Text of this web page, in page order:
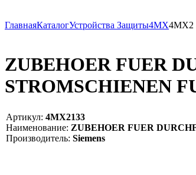
ГлавнаяКаталогУстройства Защиты4MX4MX2
ZUBEHOER FUER
STROMSCHIENEN
Артикул: 4MX2133
Наименование: ZUBEHOER FUER
Производитель: Siemens